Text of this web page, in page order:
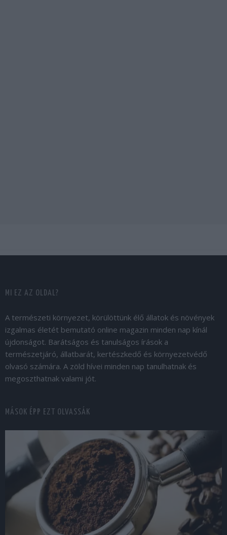
MI EZ AZ OLDAL?
A természeti környezet, körülöttünk élő állatok és növények
izgalmas életét bemutató online magazin minden nap kínál
újdonságot. Barátságos és tanulságos írások a
természetjáró, állatbarát, kertészkedő és környezetvédő
olvasó számára. A zöld hívei minden nap tanulhatnak és
megoszthatnak valami jót.
MÁSOK ÉPP EZT OLVASSÁK